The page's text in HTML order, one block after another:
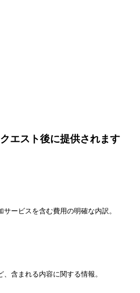
エスト後に提供されます
ービスを含む費用の明確な内訳。
含まれる内容に関する情報。